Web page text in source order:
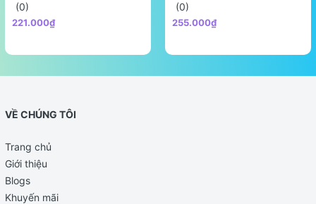
(0)
221.000₫
(0)
255.000₫
VỀ CHÚNG TÔI
Trang chủ
Giới thiệu
Blogs
Khuyến mãi